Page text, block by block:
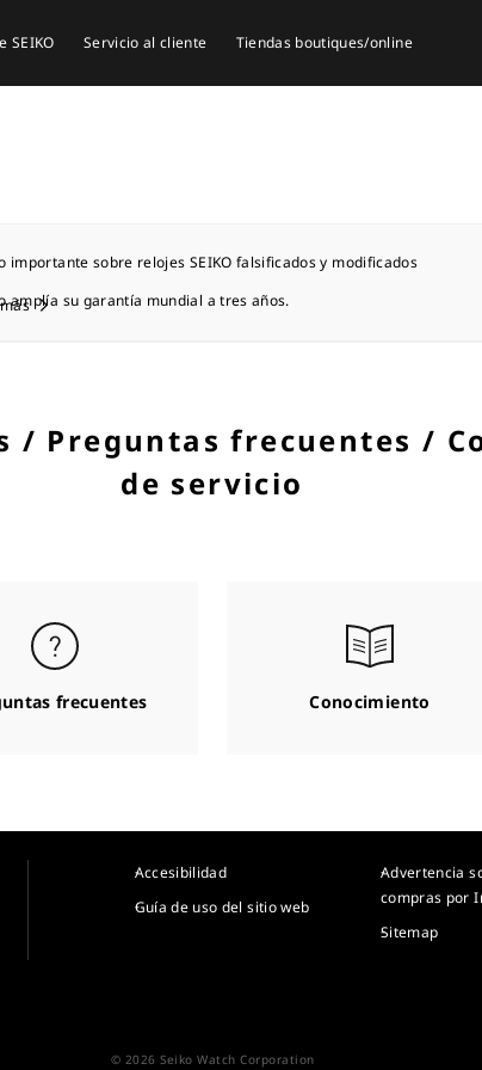
SEIKO Servicio al cliente Tiendas boutiques/online
importante sobre relojes SEIKO falsificados y modificados
amplía su garantía mundial a tres años.
/ Preguntas frecuentes /
de servicio
frecuentes Conocimiento
Accesibilidad
Guía de uso del sitio web
Advertencia
compras por
Sitemap
© 2026 Seiko Watch Corporation